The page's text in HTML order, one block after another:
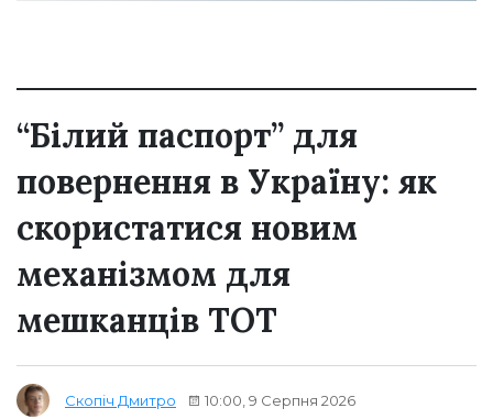
“Білий паспорт” для
повернення в Україну: як
скористатися новим
механізмом для
мешканців ТОТ
Скопіч Дмитро 10:00, 9 Серпня 2026